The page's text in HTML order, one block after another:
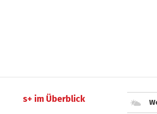
s+ im Überblick